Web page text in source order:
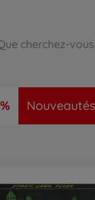
Nouveautés